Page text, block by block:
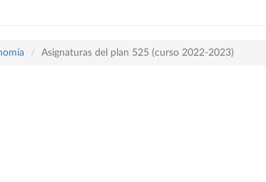
Asignaturas del plan 525 (curso 2022-2023)